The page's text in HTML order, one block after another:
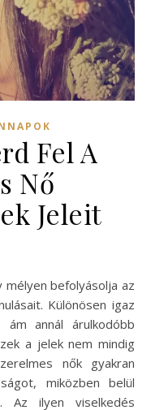
Fel A
Nő
Jeleit
Különösen igaz
annál árulkodóbb
a jelek nem mindig
nők gyakran
miközben belül
Az ilyen viselkedés